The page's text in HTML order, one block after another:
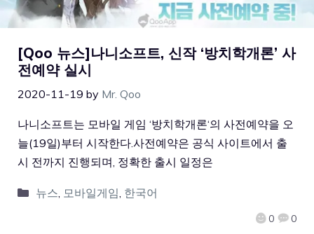
[Qoo 뉴스]나니소프트, 신작 ‘방치학개론’ 사
전예약 실시
2020-11-19 by Mr. Qoo
0 0
나니소프트는 모바일 게임 ‘방치학개론‘의 사전예약을 오
늘(19일)부터 시작한다.사전예약은 공식 사이트에서 출
시 전까지 진행되며, 정확한 출시 일정은
뉴스, 모바일게임, 한국어